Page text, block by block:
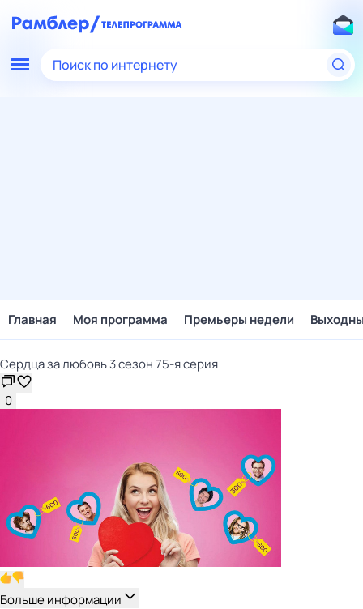
Поиск по интернету
Главная Моя программа Премьеры недели
Сердца за любовь 3 сезон 75-я серия
0
Больше информации